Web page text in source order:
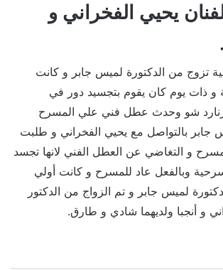
يحيي الفخراني و
تزوج من الدكتورة لميس جابر و كانت
و ذات يوم كان يقوم بتجسيد دور في
شو وحدث عطل فني علي المسرح
جابر بالتواصل مع يحيي الفخراني و طلبت
و التغاضي عن العطل الفني لانها تجسد
وبالفعل عاد للمسرح و كانت أولي
لميس جابر و تم الزواج من الدكتور
و أنجبا ولديهما شادي و طارق.